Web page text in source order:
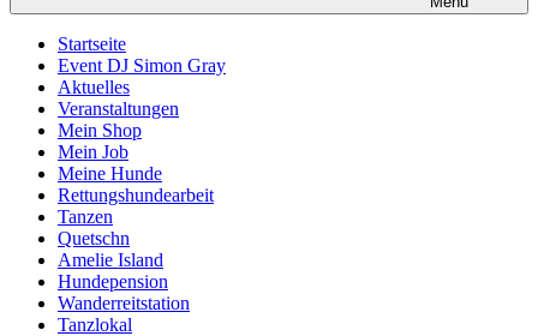
Startseite
Event DJ Simon Gray
Aktuelles
Veranstaltungen
Mein Shop
Mein Job
Meine Hunde
Rettungshundearbeit
Tanzen
Quetschn
Amelie Island
Hundepension
Wanderreitstation
Tanzlokal